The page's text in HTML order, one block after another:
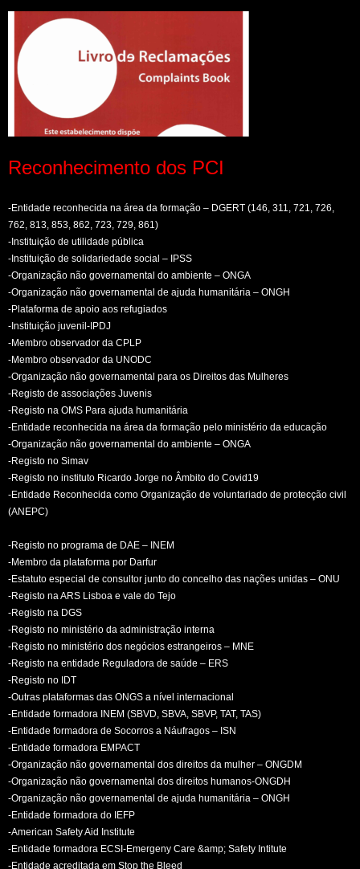
Reconhecimento dos PCI
-Entidade reconhecida na área da formação – DGERT (146, 311, 721, 726,
762, 813, 853, 862, 723, 729, 861)
-Instituição de utilidade pública
-Instituição de solidariedade social – IPSS
-Organização não governamental do ambiente – ONGA
-Organização não governamental de ajuda humanitária – ONGH
-Plataforma de apoio aos refugiados
-Instituição juvenil-IPDJ
-Membro observador da CPLP
-Membro observador da UNODC
-Organização não governamental para os Direitos das Mulheres
-Registo de associações Juvenis
-Registo na OMS Para ajuda humanitária
-Entidade reconhecida na área da formação pelo ministério da educação
-Organização não governamental do ambiente – ONGA
-Registo no Simav
-Registo no instituto Ricardo Jorge no Âmbito do Covid19
-Entidade Reconhecida como Organização de voluntariado de protecção civil
(ANEPC)
-Registo no programa de DAE – INEM
-Membro da plataforma por Darfur
-Estatuto especial de consultor junto do concelho das nações unidas – ONU
-Registo na ARS Lisboa e vale do Tejo
-Registo na DGS
-Registo no ministério da administração interna
-Registo no ministério dos negócios estrangeiros – MNE
-Registo na entidade Reguladora de saúde – ERS
-Registo no IDT
-Outras plataformas das ONGS a nível internacional
-Entidade formadora INEM (SBVD, SBVA, SBVP, TAT, TAS)
-Entidade formadora de Socorros a Náufragos – ISN
-Entidade formadora EMPACT
-Organização não governamental dos direitos da mulher – ONGDM
-Organização não governamental dos direitos humanos-ONGDH
-Organização não governamental de ajuda humanitária – ONGH
-Entidade formadora do IEFP
-American Safety Aid Institute
-Entidade formadora ECSI-Emergeny Care &amp; Safety Intitute
-Entidade acreditada em Stop the Bleed